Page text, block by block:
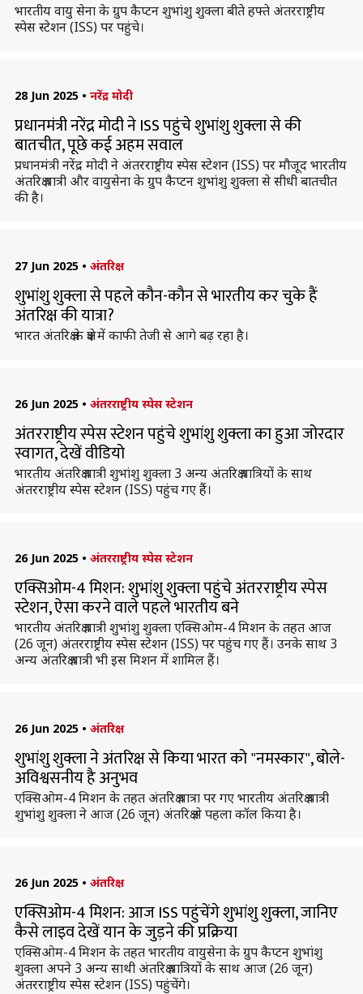
भारतीय वायु सेना के ग्रुप कैप्टन शुभांशु शुक्ला बीते हफ्ते अंतरराष्ट्रीय
स्पेस स्टेशन (ISS) पर पहुंचे।
28 Jun 2025 • नरेंद्र मोदी
प्रधानमंत्री नरेंद्र मोदी ने ISS पहुंचे शुभांशु शुक्ला से की
बातचीत, पूछे कई अहम सवाल
प्रधानमंत्री नरेंद्र मोदी ने अंतरराष्ट्रीय स्पेस स्टेशन (ISS) पर मौजूद भारतीय
अंतरिक्ष यात्री और वायुसेना के ग्रुप कैप्टन शुभांशु शुक्ला से सीधी बातचीत
की है।
27 Jun 2025 • अंतरिक्ष
शुभांशु शुक्ला से पहले कौन-कौन से भारतीय कर चुके हैं
अंतरिक्ष की यात्रा?
भारत अंतरिक्ष के क्षेत्र में काफी तेजी से आगे बढ़ रहा है।
26 Jun 2025 • अंतरराष्ट्रीय स्पेस स्टेशन
अंतरराष्ट्रीय स्पेस स्टेशन पहुंचे शुभांशु शुक्ला का हुआ जोरदार
स्वागत, देखें वीडियो
भारतीय अंतरिक्ष यात्री शुभांशु शुक्ला 3 अन्य अंतरिक्ष यात्रियों के साथ
अंतरराष्ट्रीय स्पेस स्टेशन (ISS) पहुंच गए हैं।
26 Jun 2025 • अंतरराष्ट्रीय स्पेस स्टेशन
एक्सिओम-4 मिशन: शुभांशु शुक्ला पहुंचे अंतरराष्ट्रीय स्पेस
स्टेशन, ऐसा करने वाले पहले भारतीय बने
भारतीय अंतरिक्ष यात्री शुभांशु शुक्ला एक्सिओम-4 मिशन के तहत आज
(26 जून) अंतरराष्ट्रीय स्पेस स्टेशन (ISS) पर पहुंच गए हैं। उनके साथ 3
अन्य अंतरिक्ष यात्री भी इस मिशन में शामिल हैं।
26 Jun 2025 • अंतरिक्ष
शुभांशु शुक्ला ने अंतरिक्ष से किया भारत को "नमस्कार", बोले-
अविश्वसनीय है अनुभव
एक्सिओम-4 मिशन के तहत अंतरिक्ष यात्रा पर गए भारतीय अंतरिक्ष यात्री
शुभांशु शुक्ला ने आज (26 जून) अंतरिक्ष से पहला कॉल किया है।
26 Jun 2025 • अंतरिक्ष
एक्सिओम-4 मिशन: आज ISS पहुंचेंगे शुभांशु शुक्ला, जानिए
कैसे लाइव देखें यान के जुड़ने की प्रक्रिया
एक्सिओम-4 मिशन के तहत भारतीय वायुसेना के ग्रुप कैप्टन शुभांशु
शुक्ला अपने 3 अन्य साथी अंतरिक्ष यात्रियों के साथ आज (26 जून)
अंतरराष्ट्रीय स्पेस स्टेशन (ISS) पहुंचेंगे।